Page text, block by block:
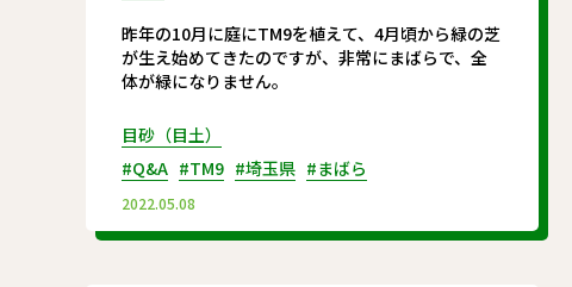
昨年の10月に庭にTM9を植えて、4月頃から緑の芝
が生え始めてきたのですが、非常にまばらで、全
体が緑になりません。
目砂（目土）
#Q&A #TM9 #埼玉県 #まばら
2022.05.08